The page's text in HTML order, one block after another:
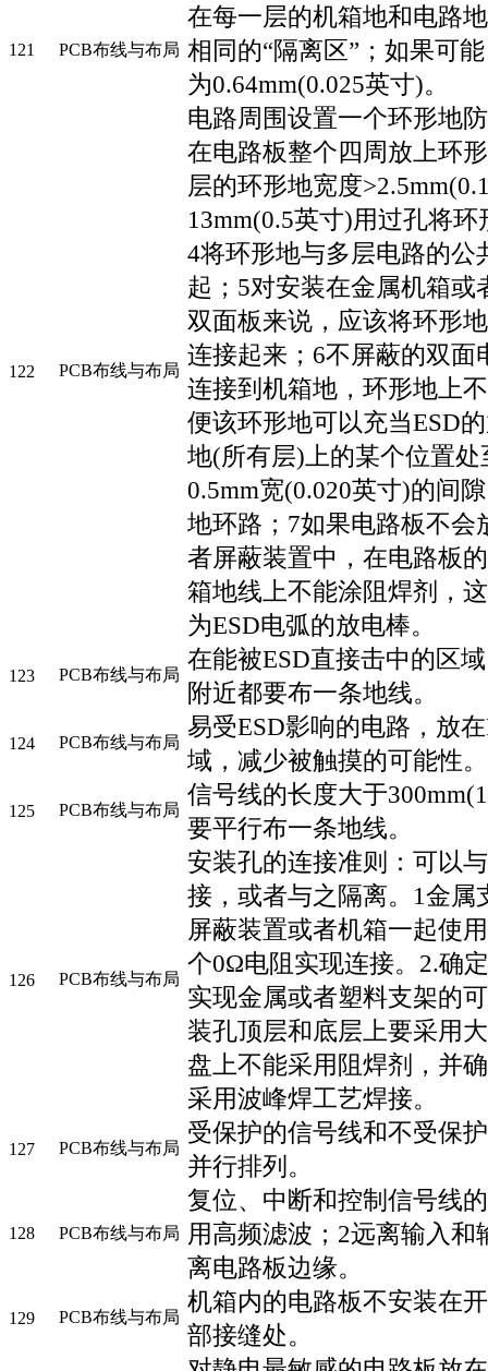
121 PCB布线与布局
在每一层的机箱地和电路
相同的“隔离区”；如果可
为0.64mm(0.025英寸)。
122 PCB布线与布局
电路周围设置一个环形地
在电路板整个四周放上环
层的环形地宽度
13mm(0.5英寸)用过孔将
4将环形地与多层电路的公
起；5对安装在金属机箱或
双面板来说，应该将环形
连接起来；6不屏蔽的双面
连接到机箱地，环形地上
便该环形地可以充当ESD
地(所有层)上的某个位置
0.5mm宽(0.020英寸)的间
地环路；7如果电路板不会
者屏蔽装置中，在电路板
箱地线上不能涂阻焊剂，
为ESD电弧的放电棒。
123 PCB布线与布局
在能被ESD直接击中的区
附近都要布一条地线。
124 PCB布线与布局
易受ESD影响的电路，放
域，减少被触摸的可能性。
125 PCB布线与布局
信号线的长度大于
要平行布一条地线。
126 PCB布线与布局
安装孔的连接准则：可以
接，或者与之隔离。1金属
屏蔽装置或者机箱一起使
个0Ω电阻实现连接。2.确
实现金属或者塑料支架的
装孔顶层和底层上要采用
盘上不能采用阻焊剂，并
采用波峰焊工艺焊接。
127 PCB布线与布局
受保护的信号线和不受保
并行排列。
128 PCB布线与布局
复位、中断和控制信号线
用高频滤波；2远离输入和
离电路板边缘。
129 PCB布线与布局
机箱内的电路板不安装在
部接缝处。